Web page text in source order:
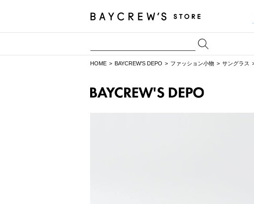
HOME BAYCREW'S DEPO ファッション小物 サングラス